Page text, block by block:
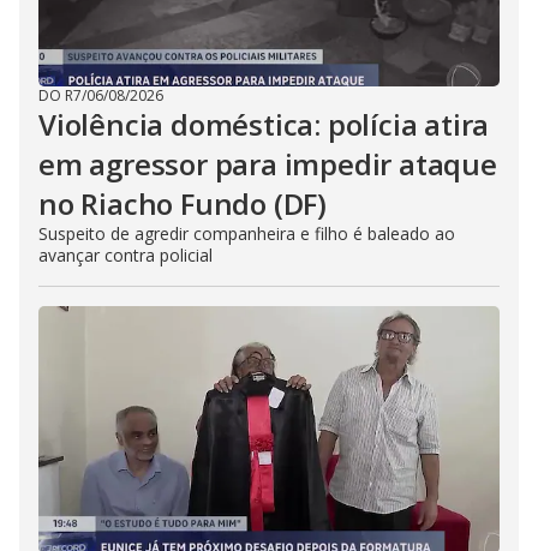
DO R7/06/08/2026
Violência doméstica: polícia atira
em agressor para impedir ataque
no Riacho Fundo (DF)
Suspeito de agredir companheira e filho é baleado ao
avançar contra policial